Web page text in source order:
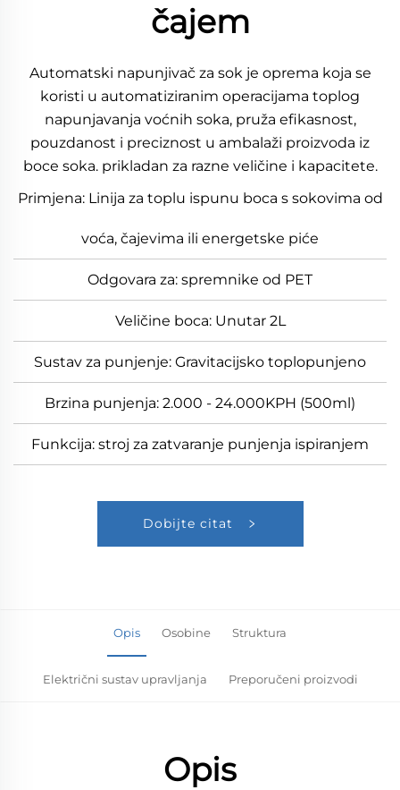
čajem
Automatski napunjivač za sok je oprema koja se
koristi u automatiziranim operacijama toplog
napunjavanja voćnih soka, pruža efikasnost,
pouzdanost i preciznost u ambalaži proizvoda iz
boce soka. prikladan za razne veličine i kapacitete.
Primjena: Linija za toplu ispunu boca s sokovima od
voća, čajevima ili energetske piće
Odgovara za: spremnike od PET
Veličine boca: Unutar 2L
Sustav za punjenje: Gravitacijsko toplopunjeno
Brzina punjenja: 2.000 - 24.000KPH (500ml)
Funkcija: stroj za zatvaranje punjenja ispiranjem
Dobijte citat
Opis Osobine Struktura
Električni sustav upravljanja Preporučeni proizvodi
Opis